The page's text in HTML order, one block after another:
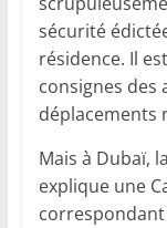
sécurité
résidence. Il
consignes des
déplacements
Mais à Dubaï,
explique une
correspondant